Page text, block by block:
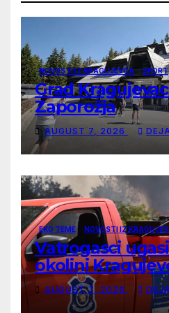
NOVOSTI IZ KRAGUJEVCA SPORT
Grad
Zaporožja
AUGUST 7, 2026
EKO TEME NOVOSTI IZ
Vatrogasci
okolini
AUGUST 7, 2026